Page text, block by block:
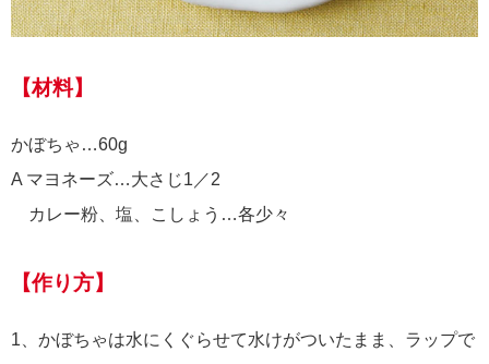
【材料】
かぼちゃ…60g
A マヨネーズ…大さじ1／2
カレー粉、塩、こしょう…各少々
【作り方】
1、かぼちゃは水にくぐらせて水けがついたまま、ラップで